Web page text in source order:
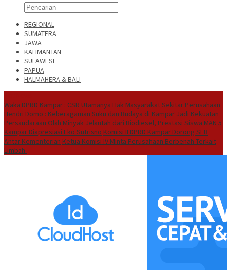
REGIONAL
SUMATERA
JAWA
KALIMANTAN
SULAWESI
PAPUA
HALMAHERA & BALI
Waka DPRD Kampar : CSR Utamanya Hak Masyarakat Sekitar Perusahaan
Hendri Domo : Keberagaman Suku dan Budaya di Kampar Jadi Kekuatan
Persaudaraan Olah Minyak Jelantah dari Biodiesel, Prestasi Siswa MAN 5
Kampar Diapresiasi Eko Sutrisno Komisi II DPRD Kampar Dorong SEB
Antar Kementerian Ketua Komisi IV Minta Perusahaan Berbenah Terkait
Limbah